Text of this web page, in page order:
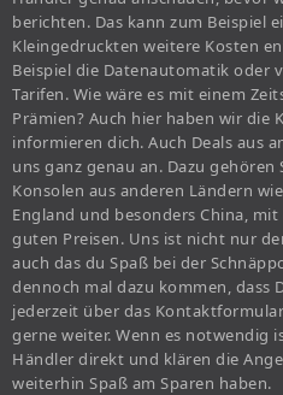
berichten. Das kann zum Beispiel
Kleingedruckten weitere Kosten
Beispiel die Datenautomatik oder
Tarifen. Wie wäre es mit einem
Prämien? Auch hier haben wir die
informieren dich. Auch Deals aus
uns ganz genau an. Dazu
Konsolen aus anderen Ländern
England und besonders China,
guten Preisen. Uns ist nicht nur
auch das du Spaß bei der
dennoch mal dazu kommen, dass
jederzeit über das
gerne weiter. Wenn es notwendig
Händler direkt und klären die
weiterhin Spaß am Sparen haben.